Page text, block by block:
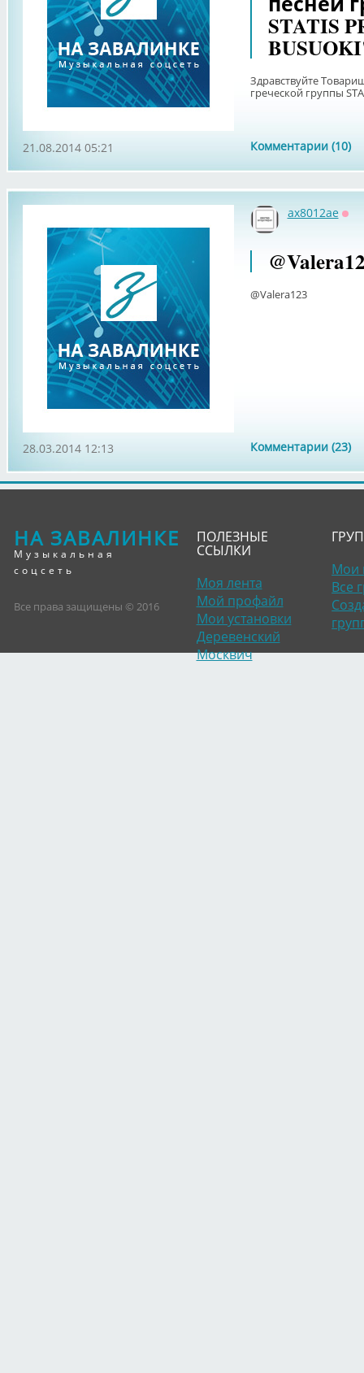
STATIS
Здравствуйте
греческой группы
Комментарии (10)
21.08.2014 05:21
ax8012ae
@Valera123
Комментарии (23)
28.03.2014 12:13
НА ЗАВАЛИНКЕ
Музыкальная
соцсеть
Все права защищены © 2016
ПОЛЕЗНЫЕ
ССЫЛКИ
Моя лента
Мой профайл
Мои установки
Деревенский
Москвич
Мои
Все